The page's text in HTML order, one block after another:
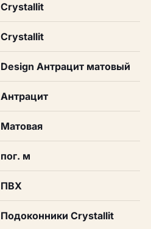
Crystallit
Crystallit
Design Антрацит матовый
Антрацит
Матовая
пог. м
ПВХ
Подоконники Crystallit